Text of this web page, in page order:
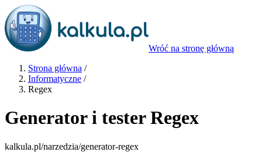
Wróć na stronę główną
Strona główna /
Informatyczne /
Regex
Generator i tester Regex
kalkula.pl/narzedzia/generator-regex